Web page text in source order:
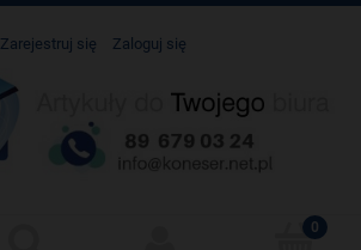
Zarejestruj się Zaloguj się